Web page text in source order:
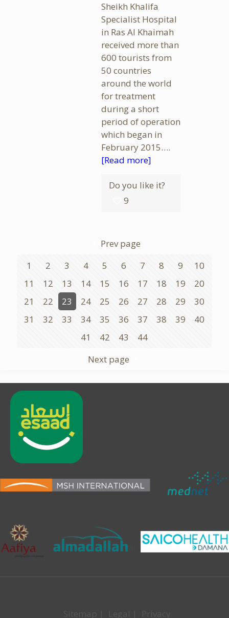
Sheikh Khalifa
Specialist Hospital
in Ras Al Khaimah
received more than
600 tourists from
50 countries
around the world
for treatment
during a short
period of operation
which began in
February 2015….
[Read more]
Do you like it?
9
Prev page
1
2 3 4 5 6 7 8 9
10
11
12 13 14 15 16 17 18 19
20
21
22 23 24 25 26 27 28 29
30
31
32 33 34 35 36 37 38 39
40
41
42 43
44
Next page
Sitemap | Legal | Privacy